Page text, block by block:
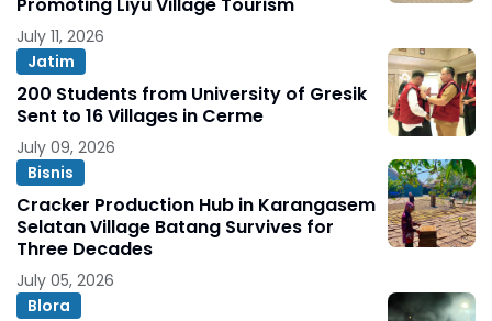
July 11, 2026
Jatim
200 Students from University of Gresik
Sent to 16 Villages in Cerme
July 09, 2026
Bisnis
Cracker Production Hub in Karangasem
Selatan Village Batang Survives for
Three Decades
July 05, 2026
Blora